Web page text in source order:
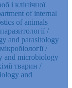
і клінічної
of internal
of animals
/
and parasitology
/
and microbiology
тварин /
and